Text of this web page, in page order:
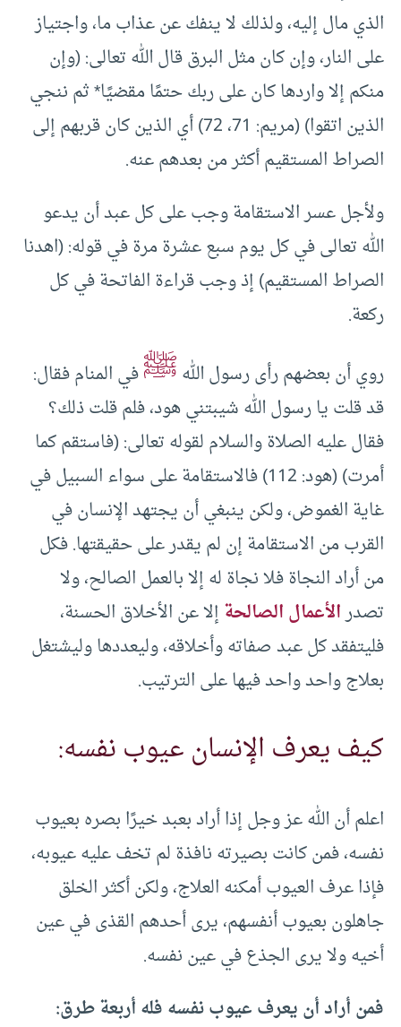
الذي مال إليه، ولذلك لا ينفك عن عذاب ما، واجتياز
على النار، وإن كان مثل البرق قال الله تعالى: (وإن
منكم إلا واردها كان على ربك حتمًا مقضيًا* ثم ننجي
الذين اتقوا) (مريم: 71، 72) أي الذين كان قربهم إلى
الصراط المستقيم أكثر من بعدهم عنه.
ولأجل عسر الاستقامة وجب على كل عبد أن يدعو
الله تعالى في كل يوم سبع عشرة مرة في قوله: (اهدنا
الصراط المستقيم) إذ وجب قراءة الفاتحة في كل
ركعة.
روي أن بعضهم رأى رسول اللهﷺفي المنام فقال:
قد قلت يا رسول الله شيبتني هود، فلم قلت ذلك؟
فقال عليه الصلاة والسلام لقوله تعالى: (فاستقم كما
أمرت) (هود: 112) فالاستقامة على سواء السبيل في
غاية الغموض، ولكن ينبغي أن يجتهد الإنسان في
القرب من الاستقامة إن لم يقدر على حقيقتها. فكل
من أراد النجاة فلا نجاة له إلا بالعمل الصالح، ولا
تصدرالأعمال الصالحةإلا عن الأخلاق الحسنة،
فليتفقد كل عبد صفاته وأخلاقه، وليعددها وليشتغل
بعلاج واحد واحد فيها على الترتيب.
كيف يعرف الإنسان عيوب نفسه:
اعلم أن الله عز وجل إذا أراد بعبد خيرًا بصره بعيوب
نفسه، فمن كانت بصيرته نافذة لم تخف عليه عيوبه،
فإذا عرف العيوب أمكنه العلاج، ولكن أكثر الخلق
جاهلون بعيوب أنفسهم، يرى أحدهم القذى في عين
أخيه ولا يرى الجذع في عين نفسه.
فمن أراد أن يعرف عيوب نفسه فله أربعة طرق: